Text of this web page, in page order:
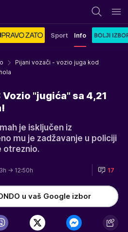
Sport Info
Pijani vozači - vozio juga kod
Vozio "jugića" sa 4,21
je isključen iz
mu je zadžavanje u policiji
otreznio.
→ 12:50h 17
u vaš Google izbor